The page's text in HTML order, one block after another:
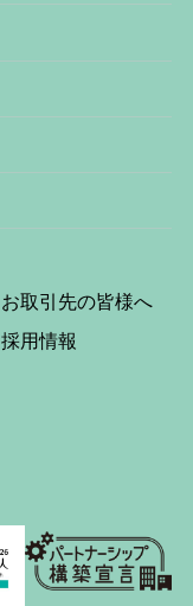
お取引先の皆様へ
採用情報